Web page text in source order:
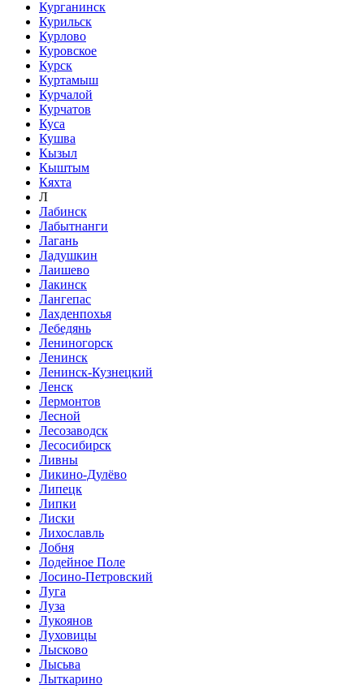
Курганинск
Курильск
Курлово
Куровское
Курск
Куртамыш
Курчалой
Курчатов
Куса
Кушва
Кызыл
Кыштым
Кяхта
Л
Лабинск
Лабытнанги
Лагань
Ладушкин
Лаишево
Лакинск
Лангепас
Лахденпохья
Лебедянь
Лениногорск
Ленинск
Ленинск-Кузнецкий
Ленск
Лермонтов
Лесной
Лесозаводск
Лесосибирск
Ливны
Ликино-Дулёво
Липецк
Липки
Лиски
Лихославль
Лобня
Лодейное Поле
Лосино-Петровский
Луга
Луза
Лукоянов
Луховицы
Лысково
Лысьва
Лыткарино